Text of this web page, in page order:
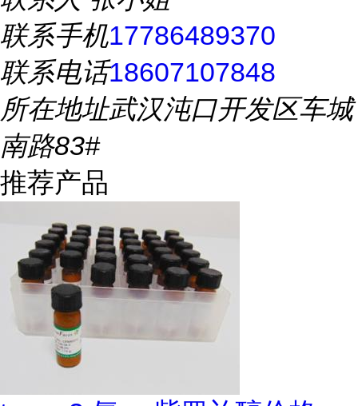
联系手机17786489370
联系电话18607107848
所在地址武汉沌口开发区车城
南路83#
推荐产品